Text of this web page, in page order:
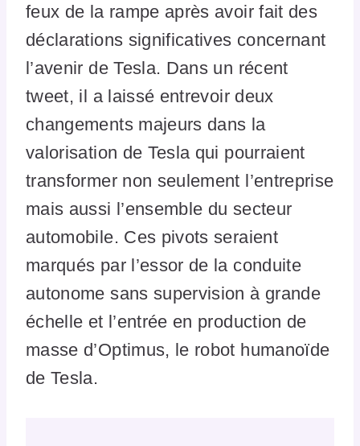
feux de la rampe après avoir fait des
déclarations significatives concernant
l’avenir de Tesla. Dans un récent
tweet, il a laissé entrevoir deux
changements majeurs dans la
valorisation de Tesla qui pourraient
transformer non seulement l’entreprise
mais aussi l’ensemble du secteur
automobile. Ces pivots seraient
marqués par l’essor de la conduite
autonome sans supervision à grande
échelle et l’entrée en production de
masse d’Optimus, le robot humanoïde
de Tesla.